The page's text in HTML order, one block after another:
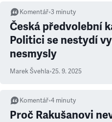
Komentář•3 minuty
Česká předvolební
Politici se nestydí
nesmysly
Marek Švehla•25. 9. 2025
Komentář•4 minuty
Proč Rakušanovi